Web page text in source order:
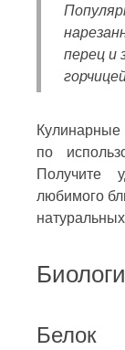
перец и
Кулинарные
по
Получите
любимого
Белок